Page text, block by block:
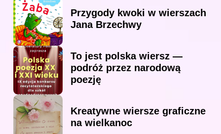
Przygody kwoki w wierszach
Jana Brzechwy
To jest polska wiersz —
podróż przez narodową
poezję
Kreatywne wiersze graficzne
na wielkanoc